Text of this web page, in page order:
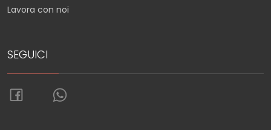
Lavora con noi
SEGUICI